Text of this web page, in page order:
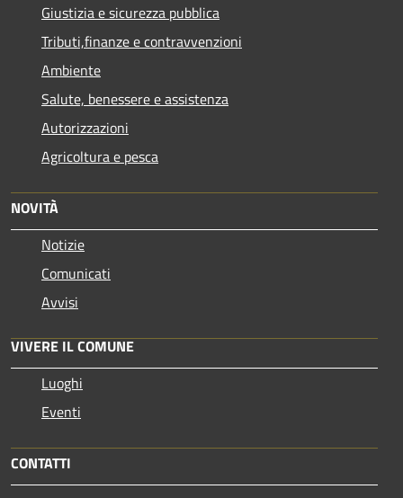
Giustizia e sicurezza pubblica
Tributi,finanze e contravvenzioni
Ambiente
Salute, benessere e assistenza
Autorizzazioni
Agricoltura e pesca
NOVITÀ
Notizie
Comunicati
Avvisi
VIVERE IL COMUNE
Luoghi
Eventi
CONTATTI